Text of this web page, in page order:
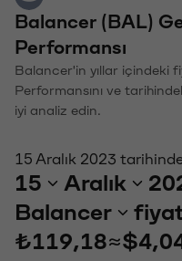
Balancer (BAL)
Performansı
Balancer'in yıllar içindeki
Performansını ve
iyi analiz edin.
15 Aralık 2023
15 Aralık
Balancer
₺119,18≈